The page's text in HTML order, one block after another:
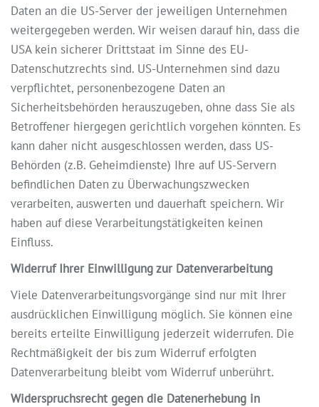
Daten an die US-Server der jeweiligen Unternehmen
weitergegeben werden. Wir weisen darauf hin, dass die
USA kein sicherer Drittstaat im Sinne des EU-
Datenschutzrechts sind. US-Unternehmen sind dazu
verpflichtet, personenbezogene Daten an
Sicherheitsbehörden herauszugeben, ohne dass Sie als
Betroffener hiergegen gerichtlich vorgehen könnten. Es
kann daher nicht ausgeschlossen werden, dass US-
Behörden (z.B. Geheimdienste) Ihre auf US-Servern
befindlichen Daten zu Überwachungszwecken
verarbeiten, auswerten und dauerhaft speichern. Wir
haben auf diese Verarbeitungstätigkeiten keinen
Einfluss.
Widerruf Ihrer Einwilligung zur Datenverarbeitung
Viele Datenverarbeitungsvorgänge sind nur mit Ihrer
ausdrücklichen Einwilligung möglich. Sie können eine
bereits erteilte Einwilligung jederzeit widerrufen. Die
Rechtmäßigkeit der bis zum Widerruf erfolgten
Datenverarbeitung bleibt vom Widerruf unberührt.
Widerspruchsrecht gegen die Datenerhebung in